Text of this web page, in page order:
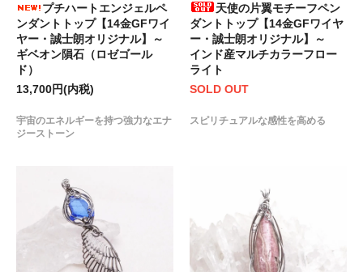
プチハートエンジェルペ
ンダントトップ【14金GFワイ
ヤー・誠士朗オリジナル】～
ギベオン隕石（ロゼゴール
ド）
13,700円(内税)
宇宙のエネルギーを持つ強力なエナ
ジーストーン
天使の片翼モチーフペン
ダントトップ【14金GFワイヤ
ー・誠士朗オリジナル】～
インド産マルチカラーフロー
ライト
SOLD OUT
スピリチュアルな感性を高める